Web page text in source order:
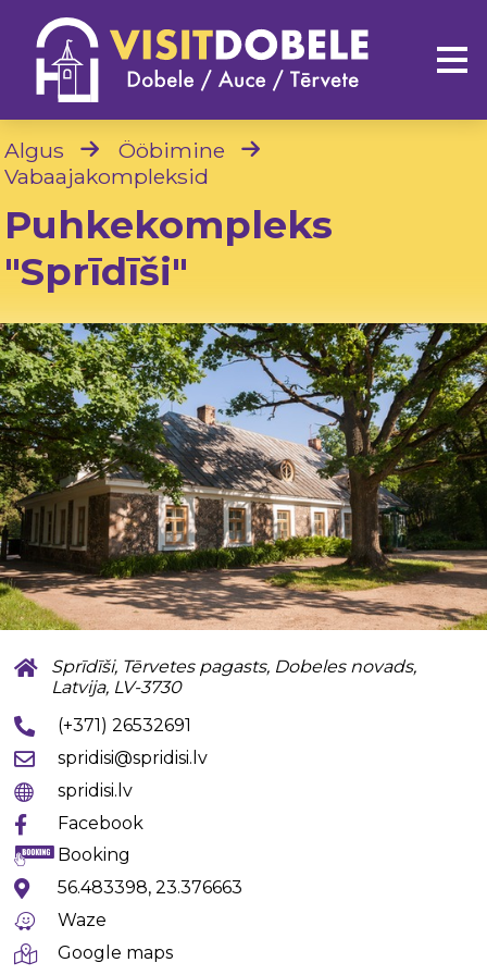
Algus
Ööbimine
Vabaajakompleksid
Puhkekompleks
"Sprīdīši"
Sprīdīši, Tērvetes pagasts, Dobeles novads,
Latvija, LV-3730
(+371) 26532691
spridisi@spridisi.lv
spridisi.lv
Facebook
Booking
56.483398, 23.376663
Waze
Google maps